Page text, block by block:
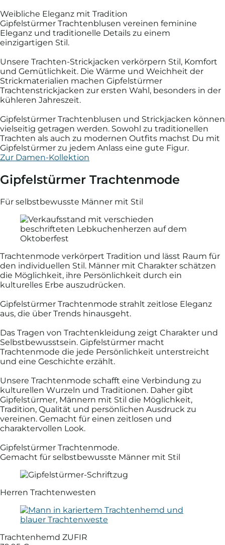
Weibliche Eleganz mit Tradition
Gipfelstürmer Trachtenblusen vereinen feminine
Eleganz und traditionelle Details zu einem
einzigartigen Stil.
Unsere Trachten-Strickjacken verkörpern Stil, Komfort
und Gemütlichkeit. Die Wärme und Weichheit der
Strickmaterialien machen Gipfelstürmer
Trachtenstrickjacken zur ersten Wahl, besonders in der
kühleren Jahreszeit.
Gipfelstürmer Trachtenblusen und Strickjacken können
vielseitig getragen werden. Sowohl zu traditionellen
Trachten als auch zu modernen Outfits machst Du mit
Gipfelstürmer zu jedem Anlass eine gute Figur.
Zur Damen-Kollektion
Gipfelstürmer Trachtenmode
Für selbstbewusste Männer mit Stil
Trachtenmode verkörpert Tradition und lässt Raum für
den individuellen Stil. Männer mit Charakter schätzen
die Möglichkeit, ihre Persönlichkeit durch ein
kulturelles Erbe auszudrücken.
Gipfelstürmer Trachtenmode strahlt zeitlose Eleganz
aus, die über Trends hinausgeht.
Das Tragen von Trachtenkleidung zeigt Charakter und
Selbstbewusstsein. Gipfelstürmer macht
Trachtenmode die jede Persönlichkeit unterstreicht
und eine Geschichte erzählt.
Unsere Trachtenmode schafft eine Verbindung zu
kulturellen Wurzeln und Traditionen. Daher gibt
Gipfelstürmer, Männern mit Stil die Möglichkeit,
Tradition, Qualität und persönlichen Ausdruck zu
vereinen. Gemacht für einen zeitlosen und
charaktervollen Look.
Gipfelstürmer Trachtenmode.
Gemacht für selbstbewusste Männer mit Stil
Herren Trachtenwesten
Trachtenhemd ZUFIR